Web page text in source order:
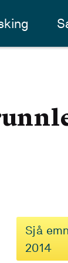
Sjå
2014